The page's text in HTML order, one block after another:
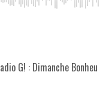
G! : Dimanche